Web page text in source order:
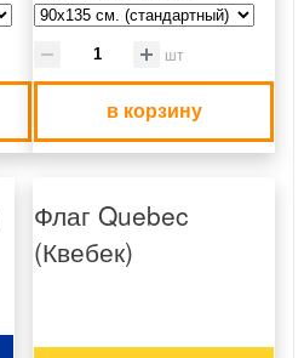
шт
в корзину
Флаг Quebec
(Квебек)